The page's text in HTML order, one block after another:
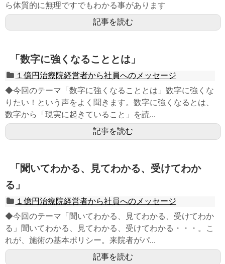
ら体質的に無理ですでもわかる事があります
記事を読む
「数字に強くなることとは」
１億円治療院経営者から社員へのメッセージ
◆今回のテーマ「数字に強くなることとは」数字に強くな
りたい！という声をよく聞きます。数字に強くなるとは、
数字から「現実に起きていること」を読...
記事を読む
「聞いてわかる、見てわかる、受けてわか
る」
１億円治療院経営者から社員へのメッセージ
◆今回のテーマ「聞いてわかる、見てわかる、受けてわか
る」聞いてわかる、見てわかる、受けてわかる・・・。こ
れが、施術の基本ポリシー。来院者がパ...
記事を読む